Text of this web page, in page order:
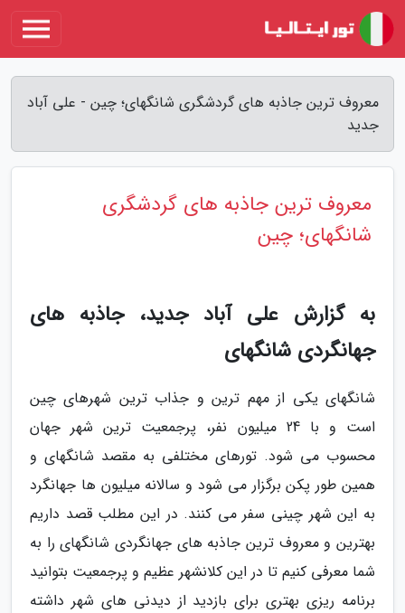
معروف ترین جاذبه های گردشگری شانگهای؛ چین - علی آباد
جدید
معروف ترین جاذبه های گردشگری
شانگهای؛ چین
به گزارش علی آباد جدید، جاذبه های
جهانگردی شانگهای
شانگهای یکی از مهم ترین و جذاب ترین شهرهای چین
است و با 24 میلیون نفر، پرجمعیت ترین شهر جهان
محسوب می شود. تورهای مختلفی به مقصد شانگهای و
همین طور پکن برگزار می شود و سالانه میلیون ها جهانگرد
به این شهر چینی سفر می کنند. در این مطلب قصد داریم
بهترین و معروف ترین جاذبه های جهانگردی شانگهای را به
شما معرفی کنیم تا در این کلانشهر عظیم و پرجمعیت بتوانید
برنامه ریزی بهتری برای بازدید از دیدنی های شهر داشته